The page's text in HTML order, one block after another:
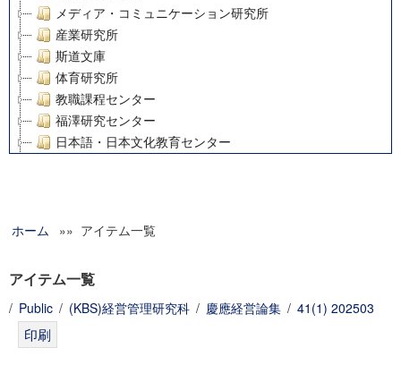
メディア・コミュニケーション研究所
産業研究所
斯道文庫
体育研究所
教職課程センター
福澤研究センター
日本語・日本文化教育センター
グローバルリサーチインスティテュート
科学研究費補助金研究成果報告書
慶應義塾大学グローバルCOEプログラム市民社会ガバナンス
ホーム »» アイテム一覧
アイテム一覧
/ Public / (KBS)経営管理研究科 / 慶應経営論集 / 41(1) 202503